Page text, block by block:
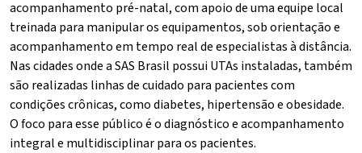
acompanhamento pré-natal, com apoio de uma equipe local
treinada para manipular os equipamentos, sob orientação e
acompanhamento em tempo real de especialistas à distância.
Nas cidades onde a SAS Brasil possui UTAs instaladas, também
são realizadas linhas de cuidado para pacientes com
condições crônicas, como diabetes, hipertensão e obesidade.
O foco para esse público é o diagnóstico e acompanhamento
integral e multidisciplinar para os pacientes.